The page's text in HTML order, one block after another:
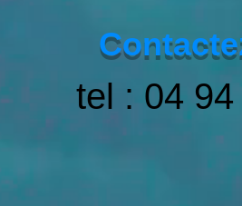
tel : 04